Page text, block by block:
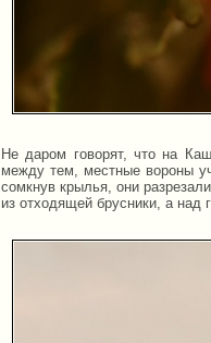
Не даром говорят, что на
между тем, местные вороны
сомкнув крылья, они
из отходящей брусники, а над